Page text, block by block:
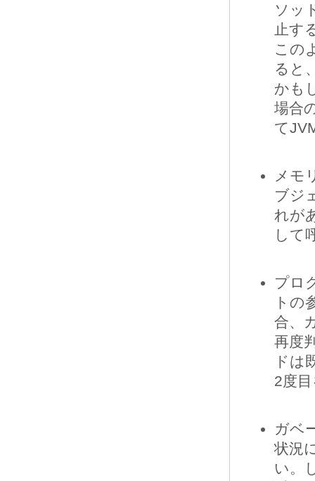
ソッ
止す
この
ると
かも
場合
て
メモ
ブジ
れが
して
プロ
トの
合、
再度
ドは
2度
ガベ
状況
い。